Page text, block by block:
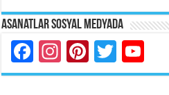
Asanatlar Sosyal Medyada
Facebook
Instagram
Pinterest